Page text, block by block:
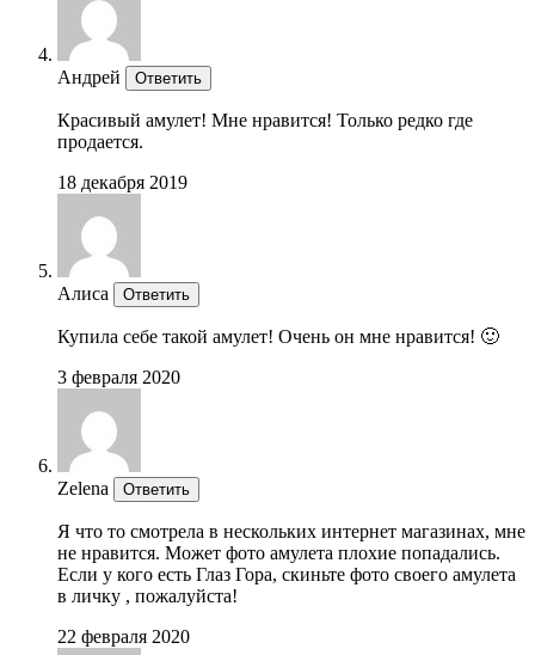
Андрей Ответить
Красивый амулет! Мне нравится! Только редко где
продается.
18 декабря 2019
Алиса Ответить
Купила себе такой амулет! Очень он мне нравится! 🙂
3 февраля 2020
Zelena Ответить
Я что то смотрела в нескольких интернет магазинах, мне
не нравится. Может фото амулета плохие попадались.
Если у кого есть Глаз Гора, скиньте фото своего амулета
в личку , пожалуйста!
22 февраля 2020